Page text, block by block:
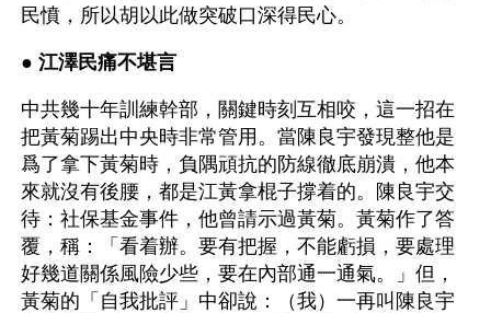
民憤，所以胡以此做突破口深得民心。
● 江澤民痛不堪言
中共幾十年訓練幹部，關鍵時刻互相咬，這一招在
把黃菊踢出中央時非常管用。當陳良宇發現整他是
爲了拿下黃菊時，負隅頑抗的防線徹底崩潰，他本
來就沒有後腰，都是江黃拿棍子撐着的。陳良宇交
待：社保基金事件，他曾請示過黃菊。黃菊作了答
覆，稱：「看着辦。要有把握，不能虧損，要處理
好幾道關係風險少些，要在內部通一通氣。」但，
黃菊的「自我批評」中卻說：（我）一再叫陳良宇